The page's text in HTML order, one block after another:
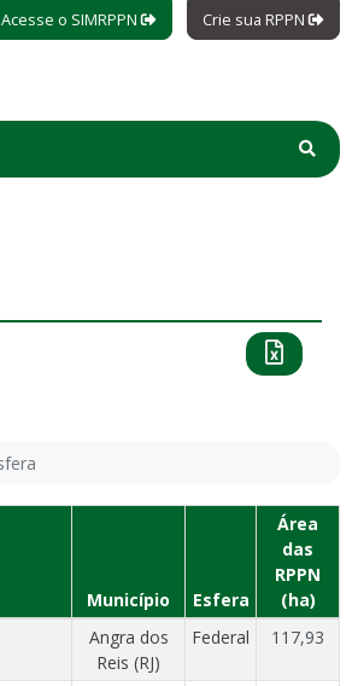
Acesse o SIMRPPN Crie sua RPPN
Município Esfera
Área
das
RPPN
(ha)
Angra dos
Reis (RJ)
Federal 117,93